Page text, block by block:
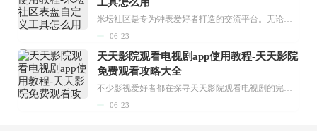
米坛社区是专为钟表爱好者打造的交流平台。无论你是初涉钟表领域的普通爱好者，还是拥有多年收藏经验的资深玩家，都能在此找到属于自己的天地。 无需注册，就能轻松参与其中。通过专业的讨论论坛与丰富的交互功能，你可与世界各地的钟表爱好者畅快交流。若你钟情于钟表，米坛社区无疑是值得一试的理想之选。在这里，你能获取最新的手表资讯，交流见解，提升鉴赏品味，让每一块手表都成为收藏故事中重要的一部分。感兴趣的朋友，不要错过下载机会。...
06-23
天天影院观看电视剧app使用教程-天天影院
免费观看攻略大全
不少影视爱好者都在探寻天天影院观看电视剧的完整方法，结合最新平台使用规则，本篇新手入门攻略全面讲解观看渠道、检索流程、播放设置以及画面模式调整等实用内容。全文适配手机、电脑等主流设备，步骤简洁易懂，无论是初次使用的新手，还是想要优化观影体验的用户，都能参照内容快速上手，熟练掌握平台各项操作技巧，轻松畅享影视内容。...
06-23